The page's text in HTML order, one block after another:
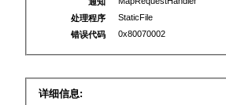
处理程序
StaticFile
错误代码
0x80070002
详细信息: